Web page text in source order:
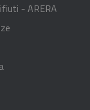
- ARERA